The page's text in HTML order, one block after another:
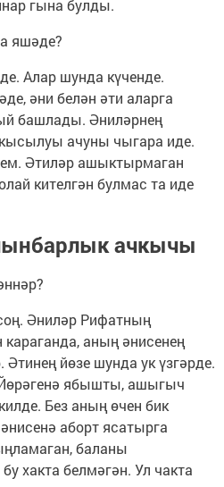
гына булды.
яшәде?
Алар шунда күченде.
әни белән әти аларга
башлады. Әниләрнең
ачуны чыгара иде.
Әтиләр ашыктырмаган
кителгән булмас та иде
ачкычы
Әниләр Рифатның
аның әнисенең
йөзе шунда ук үзгәрде.
ябышты, ашыгыч
Без аның өчен бик
аборт ясатырга
баланы
хакта белмәгән. Ул чакта